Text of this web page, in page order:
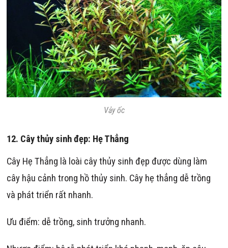
Vảy ốc
12. Cây thủy sinh đẹp: Hẹ Thẳng
Cây Hẹ Thẳng là loài cây thủy sinh đẹp được dùng làm
cây hậu cảnh trong hồ thủy sinh. Cây hẹ thẳng dễ trồng
và phát triển rất nhanh.
Ưu điểm: dễ trồng, sinh trưởng nhanh.